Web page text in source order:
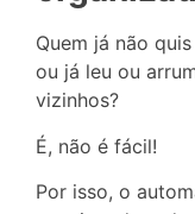
Quem já não
ou já leu ou
vizinhos?
É, não é fácil!
Por isso, o